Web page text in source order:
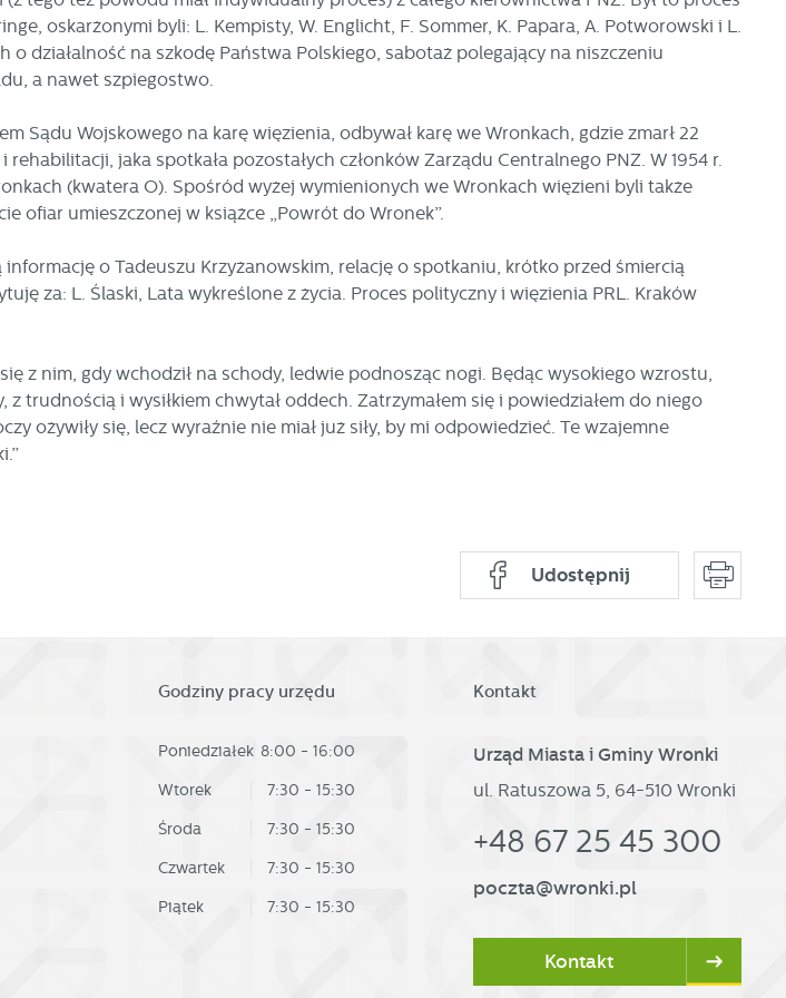
oskarżonymi byli: L. Kempisty, W. Englicht, F. Sommer, K. Papara, A. Potworowski i L.
o działalność na szkodę Państwa Polskiego, sabotaż polegający na niszczeniu
a nawet szpiegostwo.
Sądu Wojskowego na karę więzienia, odbywał karę we Wronkach, gdzie zmarł 22
jaka spotkała pozostałych członków Zarządu Centralnego PNZ. W 1954 r.
(kwatera O). Spośród wyżej wymienionych we Wronkach więzieni byli także
ofiar umieszczonej w książce „Powrót do Wronek”.
o Tadeuszu Krzyżanowskim, relację o spotkaniu, krótko przed śmiercią
za: L. Ślaski, Lata wykreślone z życia. Proces polityczny i więzienia PRL. Kraków
z nim, gdy wchodził na schody, ledwie podnosząc nogi. Będąc wysokiego wzrostu,
z trudnością i wysiłkiem chwytał oddech. Zatrzymałem się i powiedziałem do niego
ożywiły się, lecz wyraźnie nie miał już siły, by mi odpowiedzieć. Te wzajemne
Udostępnij
Godziny pracy urzędu
Poniedziałek 8:00 - 16:00
Wtorek 7:30 - 15:30
Środa 7:30 - 15:30
Czwartek 7:30 - 15:30
Piątek 7:30 - 15:30
Kontakt
Urząd Miasta i Gminy Wronki
ul. Ratuszowa 5, 64-510 Wronki
+48 67 25 45 300
poczta@wronki.pl
Kontakt
Wyrażenie zgody na analityczne pliki
funkcjonalności.
Ci najciekawsze informacje i
Ci naszych komunikatów na
promocyjne mogą pojawić się na stronach
pośredników prezentujących nasze treści w
mediów społecznościowych.